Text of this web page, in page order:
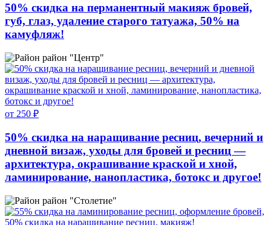
50% скидка на перманентный макияж бровей,
губ, глаз, удаление старого татуажа, 50% на
камуфляж!
район "Центр"
от 250 ₽
50% скидка на наращивание ресниц, вечерний и
дневной визаж, уходы для бровей и ресниц —
архитектура, окрашивание краской и хной,
ламинирование, нанопластика, ботокс и другое!
район "Столетие"